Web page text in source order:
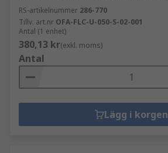
RS-artikelnummer 286-770
Tillv. art.nr OFA-FLC-U-050-S-02-001
Antal (1 enhet)
380,13 kr(exkl. moms)
Antal
Lägg i korgen